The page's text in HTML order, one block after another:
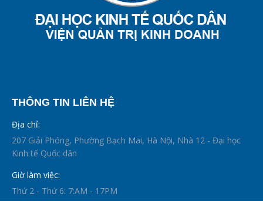
THÔNG TIN LIÊN HỆ
Địa chỉ:
207 Giải Phóng, Phường Bạch Mai, Hà Nội, Nhà 12 - Đại học
Kinh tế Quốc dân
Giờ làm việc:
Thứ 2 - Thứ 6: 7:AM - 17PM